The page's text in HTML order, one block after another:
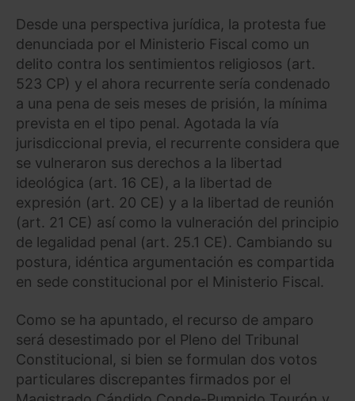
Desde una perspectiva jurídica, la protesta fue
denunciada por el Ministerio Fiscal como un
delito contra los sentimientos religiosos (art.
523 CP) y el ahora recurrente sería condenado
a una pena de seis meses de prisión, la mínima
prevista en el tipo penal. Agotada la vía
jurisdiccional previa, el recurrente considera que
se vulneraron sus derechos a la libertad
ideológica (art. 16 CE), a la libertad de
expresión (art. 20 CE) y a la libertad de reunión
(art. 21 CE) así como la vulneración del principio
de legalidad penal (art. 25.1 CE). Cambiando su
postura, idéntica argumentación es compartida
en sede constitucional por el Ministerio Fiscal.
Como se ha apuntado, el recurso de amparo
será desestimado por el Pleno del Tribunal
Constitucional, si bien se formulan dos votos
particulares discrepantes firmados por el